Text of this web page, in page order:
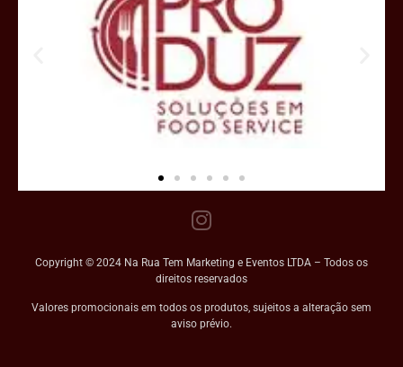
Copyright © 2024 Na Rua Tem Marketing e Eventos LTDA – Todos os
direitos reservados
Valores promocionais em todos os produtos, sujeitos a alteração sem
aviso prévio.